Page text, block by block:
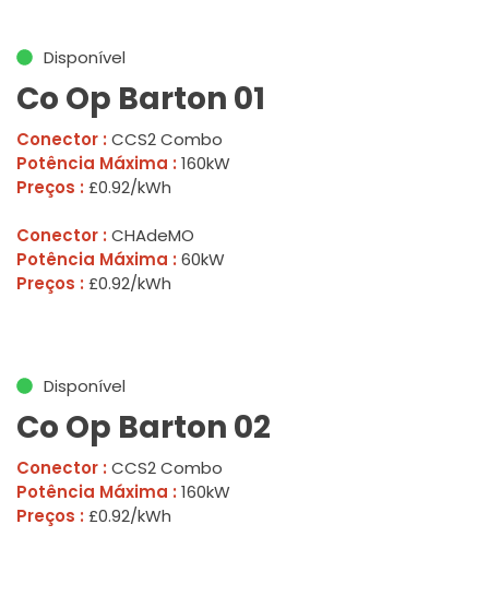
Disponível
Co Op Barton 01
Conector : CCS2 Combo
Potência Máxima : 160kW
Preços : £0.92/kWh
Conector : CHAdeMO
Potência Máxima : 60kW
Preços : £0.92/kWh
Disponível
Co Op Barton 02
Conector : CCS2 Combo
Potência Máxima : 160kW
Preços : £0.92/kWh